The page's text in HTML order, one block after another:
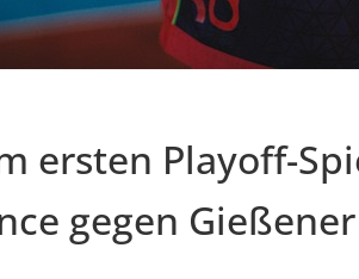
ersten Playoff-
gegen